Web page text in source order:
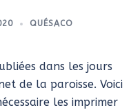
QUÉSACO
dans les jours
de la paroisse. Voici
les imprimer